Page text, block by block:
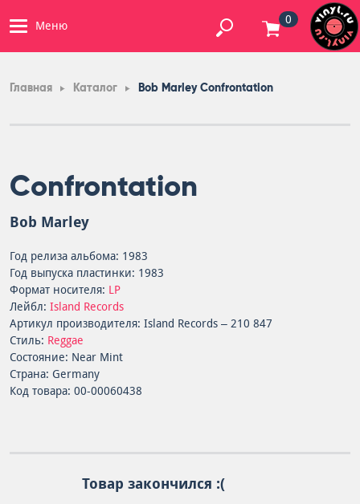
Меню 0
Главная Каталог Bob Marley Confrontation
Confrontation
Bob Marley
Год релиза альбома: 1983
Год выпуска пластинки: 1983
Формат носителя: LP
Лейбл: Island Records
Артикул производителя: Island Records – 210 847
Стиль: Reggae
Состояние: Near Mint
Страна: Germany
Код товара: 00-00060438
Товар закончился :(